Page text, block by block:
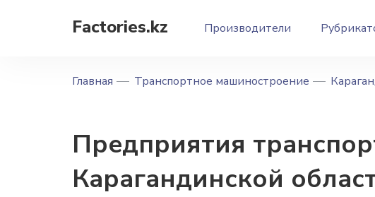
Factories.kz Производители
Главная Транспортное машиностроение
Предприятия
Карагандинской